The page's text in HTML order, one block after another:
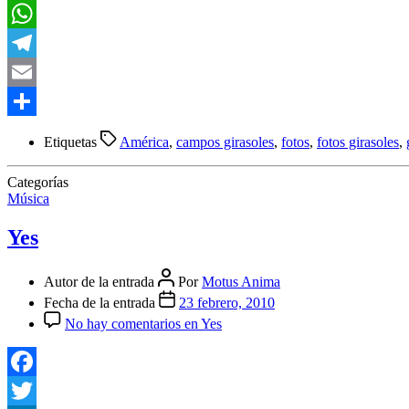
LinkedIn
WhatsApp
Telegram
Email
Etiquetas América, campos girasoles, fotos, fotos girasoles,
Categorías
Música
Yes
Autor de la entrada PorMotus Anima
Fecha de la entrada
23 febrero, 2010
No hay comentarios en Yes
Facebook